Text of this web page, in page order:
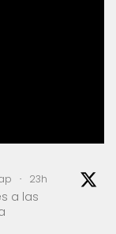
· 23h
a las